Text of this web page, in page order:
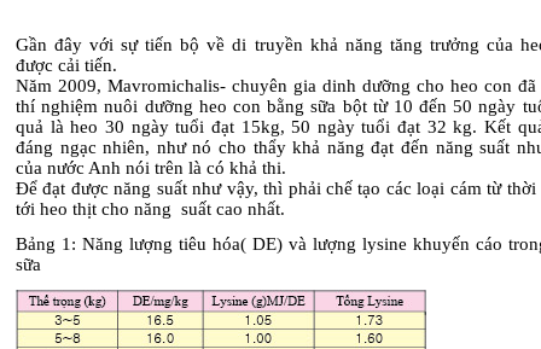
Gần đây với sự tiến bộ về di truyền khả năng tăng trưởng của
được cải tiến.
Năm 2009, Mavromichalis- chuyên gia dinh dưỡng cho heo con đã
thí nghiệm nuôi dưỡng heo con bằng sữa bột từ 10 đến 50 ngày
quả là heo 30 ngày tuổi đạt 15kg, 50 ngày tuổi đạt 32 kg. Kết
đáng ngạc nhiên, như nó cho thẩy khả năng đạt đến năng suất
của nước Anh nói trên là có khả thi.
Để đạt được năng suất như vậy, thì phải chế tạo các loại cám từ thời
tới heo thịt cho năng suất cao nhất.
Bảng 1: Năng lượng tiêu hóa( DE) và lượng lysine khuyến cáo
sữa